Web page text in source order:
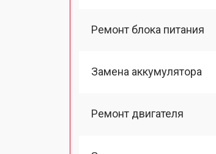
Ремонт блока питания
Замена аккумулятора
Ремонт двигателя